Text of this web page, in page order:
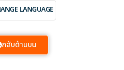
LANGUAGE
กลับด้านบน